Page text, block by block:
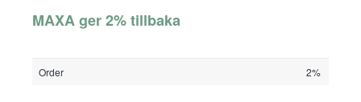
MAXA ger 2% tillbaka
Order 2%